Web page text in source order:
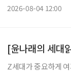
2026-08-04 12:00
[윤나래의 세대
Z세대가 중요하게